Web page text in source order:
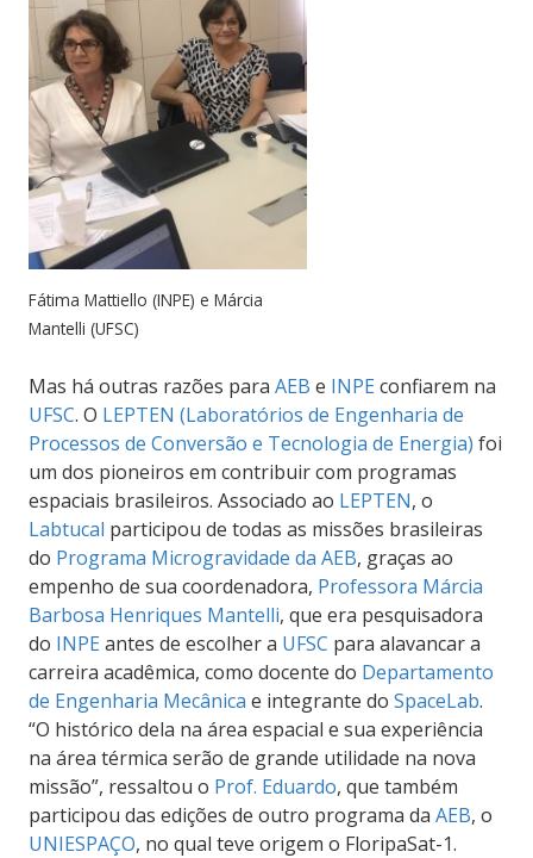
Fátima Mattiello (INPE) e Márcia
Mantelli (UFSC)
Mas há outras razões para AEB e INPE confiarem na
UFSC. O LEPTEN (Laboratórios de Engenharia de
Processos de Conversão e Tecnologia de Energia) foi
um dos pioneiros em contribuir com programas
espaciais brasileiros. Associado ao LEPTEN, o
Labtucal participou de todas as missões brasileiras
do Programa Microgravidade da AEB, graças ao
empenho de sua coordenadora, Professora Márcia
Barbosa Henriques Mantelli, que era pesquisadora
do INPE antes de escolher a UFSC para alavancar a
carreira acadêmica, como docente do Departamento
de Engenharia Mecânica e integrante do SpaceLab.
“O histórico dela na área espacial e sua experiência
na área térmica serão de grande utilidade na nova
missão”, ressaltou o Prof. Eduardo, que também
participou das edições de outro programa da AEB, o
UNIESPAÇO, no qual teve origem o FloripaSat-1.